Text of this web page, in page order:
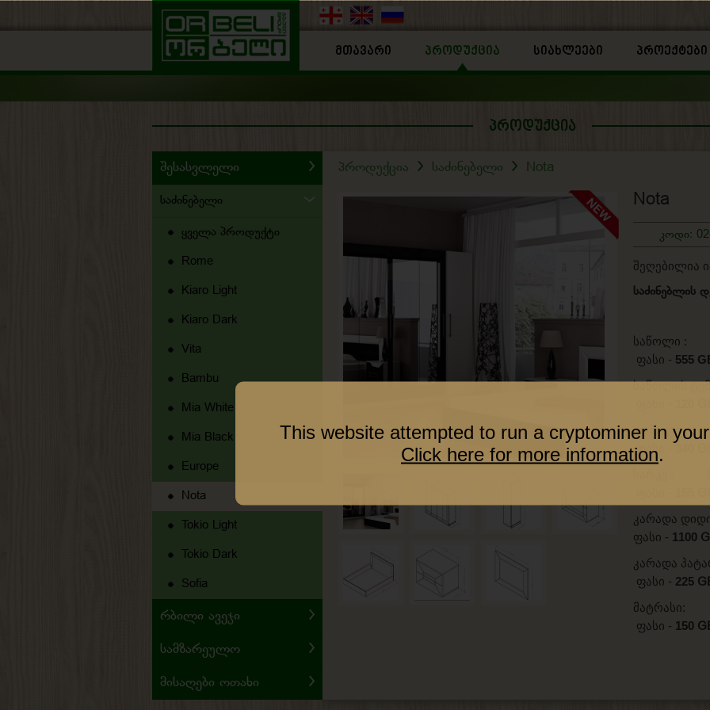
ᲛᲗᲐᲕᲐᲠᲘ ᲞᲠᲝᲓᲣᲥᲪᲘᲐ ᲡᲘᲐᲮᲚᲔᲔᲑᲘ ᲞᲠᲝᲔᲥᲢᲔᲑᲘ
ᲞᲠᲝᲓᲣᲥᲪᲘᲐ
Შესასვლელი
Საძინებელი
Ყველა Პროდუქტი
Rome
Kiaro Light
Kiaro Dark
Vita
Bambu
Mia White
Mia Black
Europe
Nota
Tokio Light
Tokio Dark
Sofia
Რბილი Ავეჯი
Სამზარეულო
Მისაღები Ოთახი
პროდუქცია საძინებელი Nota
Nota
კოდი:
შეღებილია
საძინებლის
საწოლი
ფასი - 555
საწოლის
კომოდი
ფასი -
კარადა
ფასი - 1100
კარადა
ფასი - 225
ფასი - 150
This website attempted to run a cryptominer in
Click here for more information.